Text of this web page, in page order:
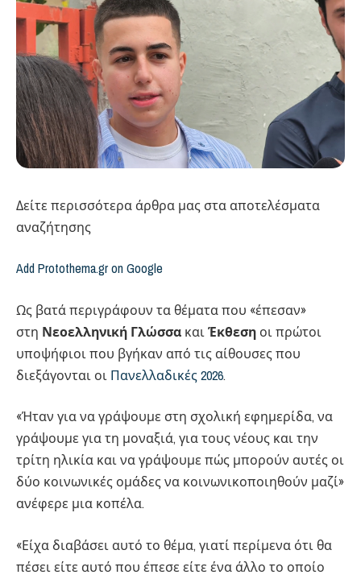
Δείτε περισσότερα άρθρα μας στα αποτελέσματα
αναζήτησης
Add Protothema.gr on Google
Ως βατά περιγράφουν τα θέματα που «έπεσαν»
στη Νεοελληνική Γλώσσα καιΈκθεση οι πρώτοι
υποψήφιοι που βγήκαν από τις αίθουσες που
διεξάγονται οι Πανελλαδικές 2026.
«Ήταν για να γράψουμε στη σχολική εφημερίδα, να
γράψουμε για τη μοναξιά, για τους νέους και την
τρίτη ηλικία και να γράψουμε πώς μπορούν αυτές οι
δύο κοινωνικές ομάδες να κοινωνικοποιηθούν μαζί»
ανέφερε μια κοπέλα.
«Είχα διαβάσει αυτό το θέμα, γιατί περίμενα ότι θα
πέσει είτε αυτό που έπεσε είτε ένα άλλο το οποίο